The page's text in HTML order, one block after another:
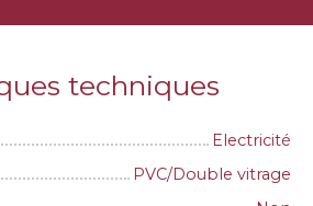
techniques
Electricité
PVC/Double vitrage